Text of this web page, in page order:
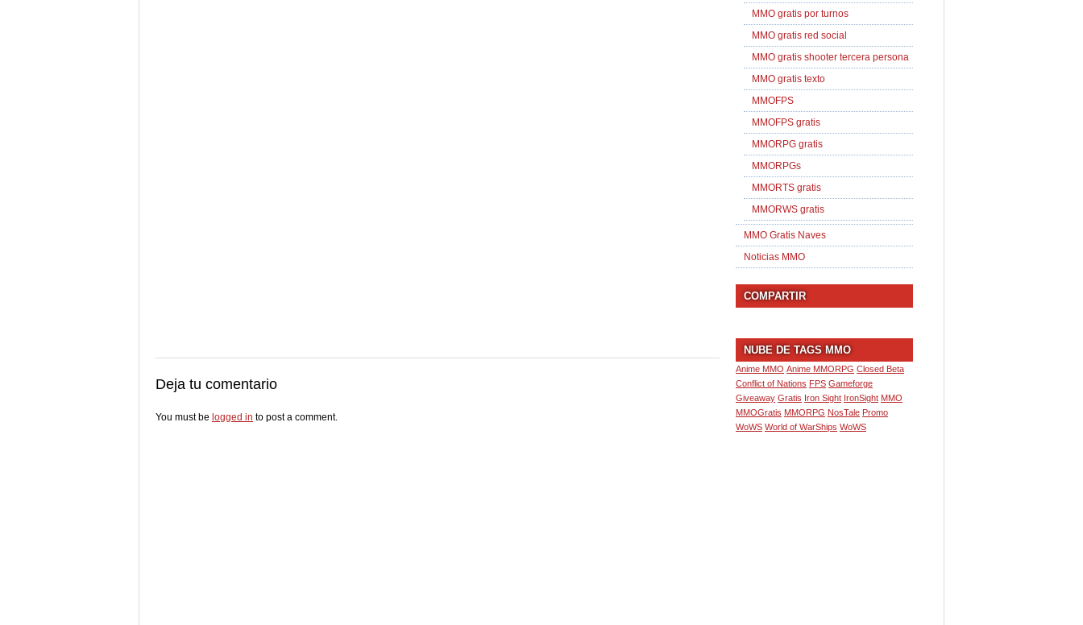
Deja tu comentario
You must be logged in to post a comment.
MMO gratis por turnos
MMO gratis red social
MMO gratis shooter tercera persona
MMO gratis texto
MMOFPS
MMOFPS gratis
MMORPG gratis
MMORPGs
MMORTS gratis
MMORWS gratis
MMO Gratis Naves
Noticias MMO
COMPARTIR
NUBE DE TAGS MMO
Anime MMO Anime MMORPG Closed Beta
Conflict of Nations FPS Gameforge
Giveaway Gratis Iron Sight IronSight MMO
MMOGratis MMORPG NosTale Promo
WoWS World of WarShips WoWS